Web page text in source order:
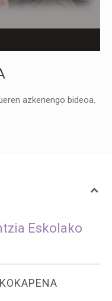
azkenengo bideoa.
Eskolako
KOKAPENA